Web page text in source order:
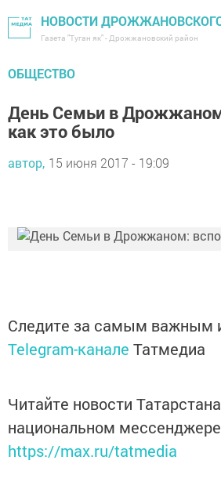
НОВОСТИ
Газета "Туган як" - Дрожжановский район
ОБЩЕСТВО
День Семьи в
как это было
автор, 15 июня 2017 - 19:09
Следите за самым важным
Telegram-канале Татмедиа
Читайте новости
национальном
https://max.ru/tatmedia